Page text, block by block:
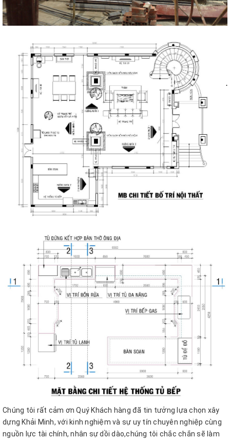
Chúng tôi rất cảm ơn Quý Khách hàng đã tin tưởng lựa chọn xây
dựng Khải Minh, với kinh nghiệm và sự uy tín chuyên nghiệp cùng
nguồn lực tài chính, nhân sự dồi dào,chúng tôi chắc chắn sẽ làm